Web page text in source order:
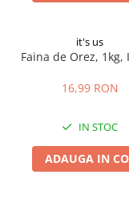
it's us
Faina de Orez, 1kg,
16,99 RON
IN STOC
ADAUGA IN